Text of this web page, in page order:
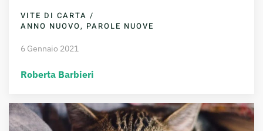
VITE DI CARTA /
ANNO NUOVO, PAROLE NUOVE
6 Gennaio 2021
Roberta Barbieri